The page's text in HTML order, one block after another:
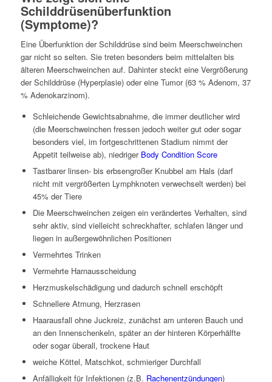
Schilddrüsenüberfunktion
(Symptome)?
Eine Überfunktion der Schilddrüse sind beim Meerschweinchen
gar nicht so selten. Sie treten besonders beim mittelalten bis
älteren Meerschweinchen auf. Dahinter steckt eine Vergrößerung
der Schilddrüse (Hyperplasie) oder eine Tumor (63 % Adenom, 37
% Adenokarzinom).
Schleichende Gewichtsabnahme, die immer deutlicher wird
(die Meerschweinchen fressen jedoch weiter gut oder sogar
besonders viel, im fortgeschrittenen Stadium nimmt der
Appetit teilweise ab), niedriger Body Condition Score
Tastbarer linsen- bis erbsengroßer Knubbel am Hals (darf
nicht mit vergrößerten Lymphknoten verwechselt werden) bei
45% der Tiere
Die Meerschweinchen zeigen ein verändertes Verhalten, sind
sehr aktiv, sind vielleicht schreckhafter, schlafen länger und
liegen in außergewöhnlichen Positionen
Vermehrtes Trinken
Vermehrte Harnausscheidung
Herzmuskelschädigung und dadurch schnell erschöpft
Schnellere Atmung, Herzrasen
Haarausfall ohne Juckreiz, zunächst am unteren Bauch und
an den Innenschenkeln, später an der hinteren Körperhälfte
oder sogar überall, trockene Haut
weiche Köttel, Matschkot, schmieriger Durchfall
Anfälligkeit für Infektionen (z.B. Rachenentzündungen)